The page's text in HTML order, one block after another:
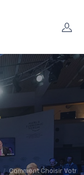
Comment Choisir Votre